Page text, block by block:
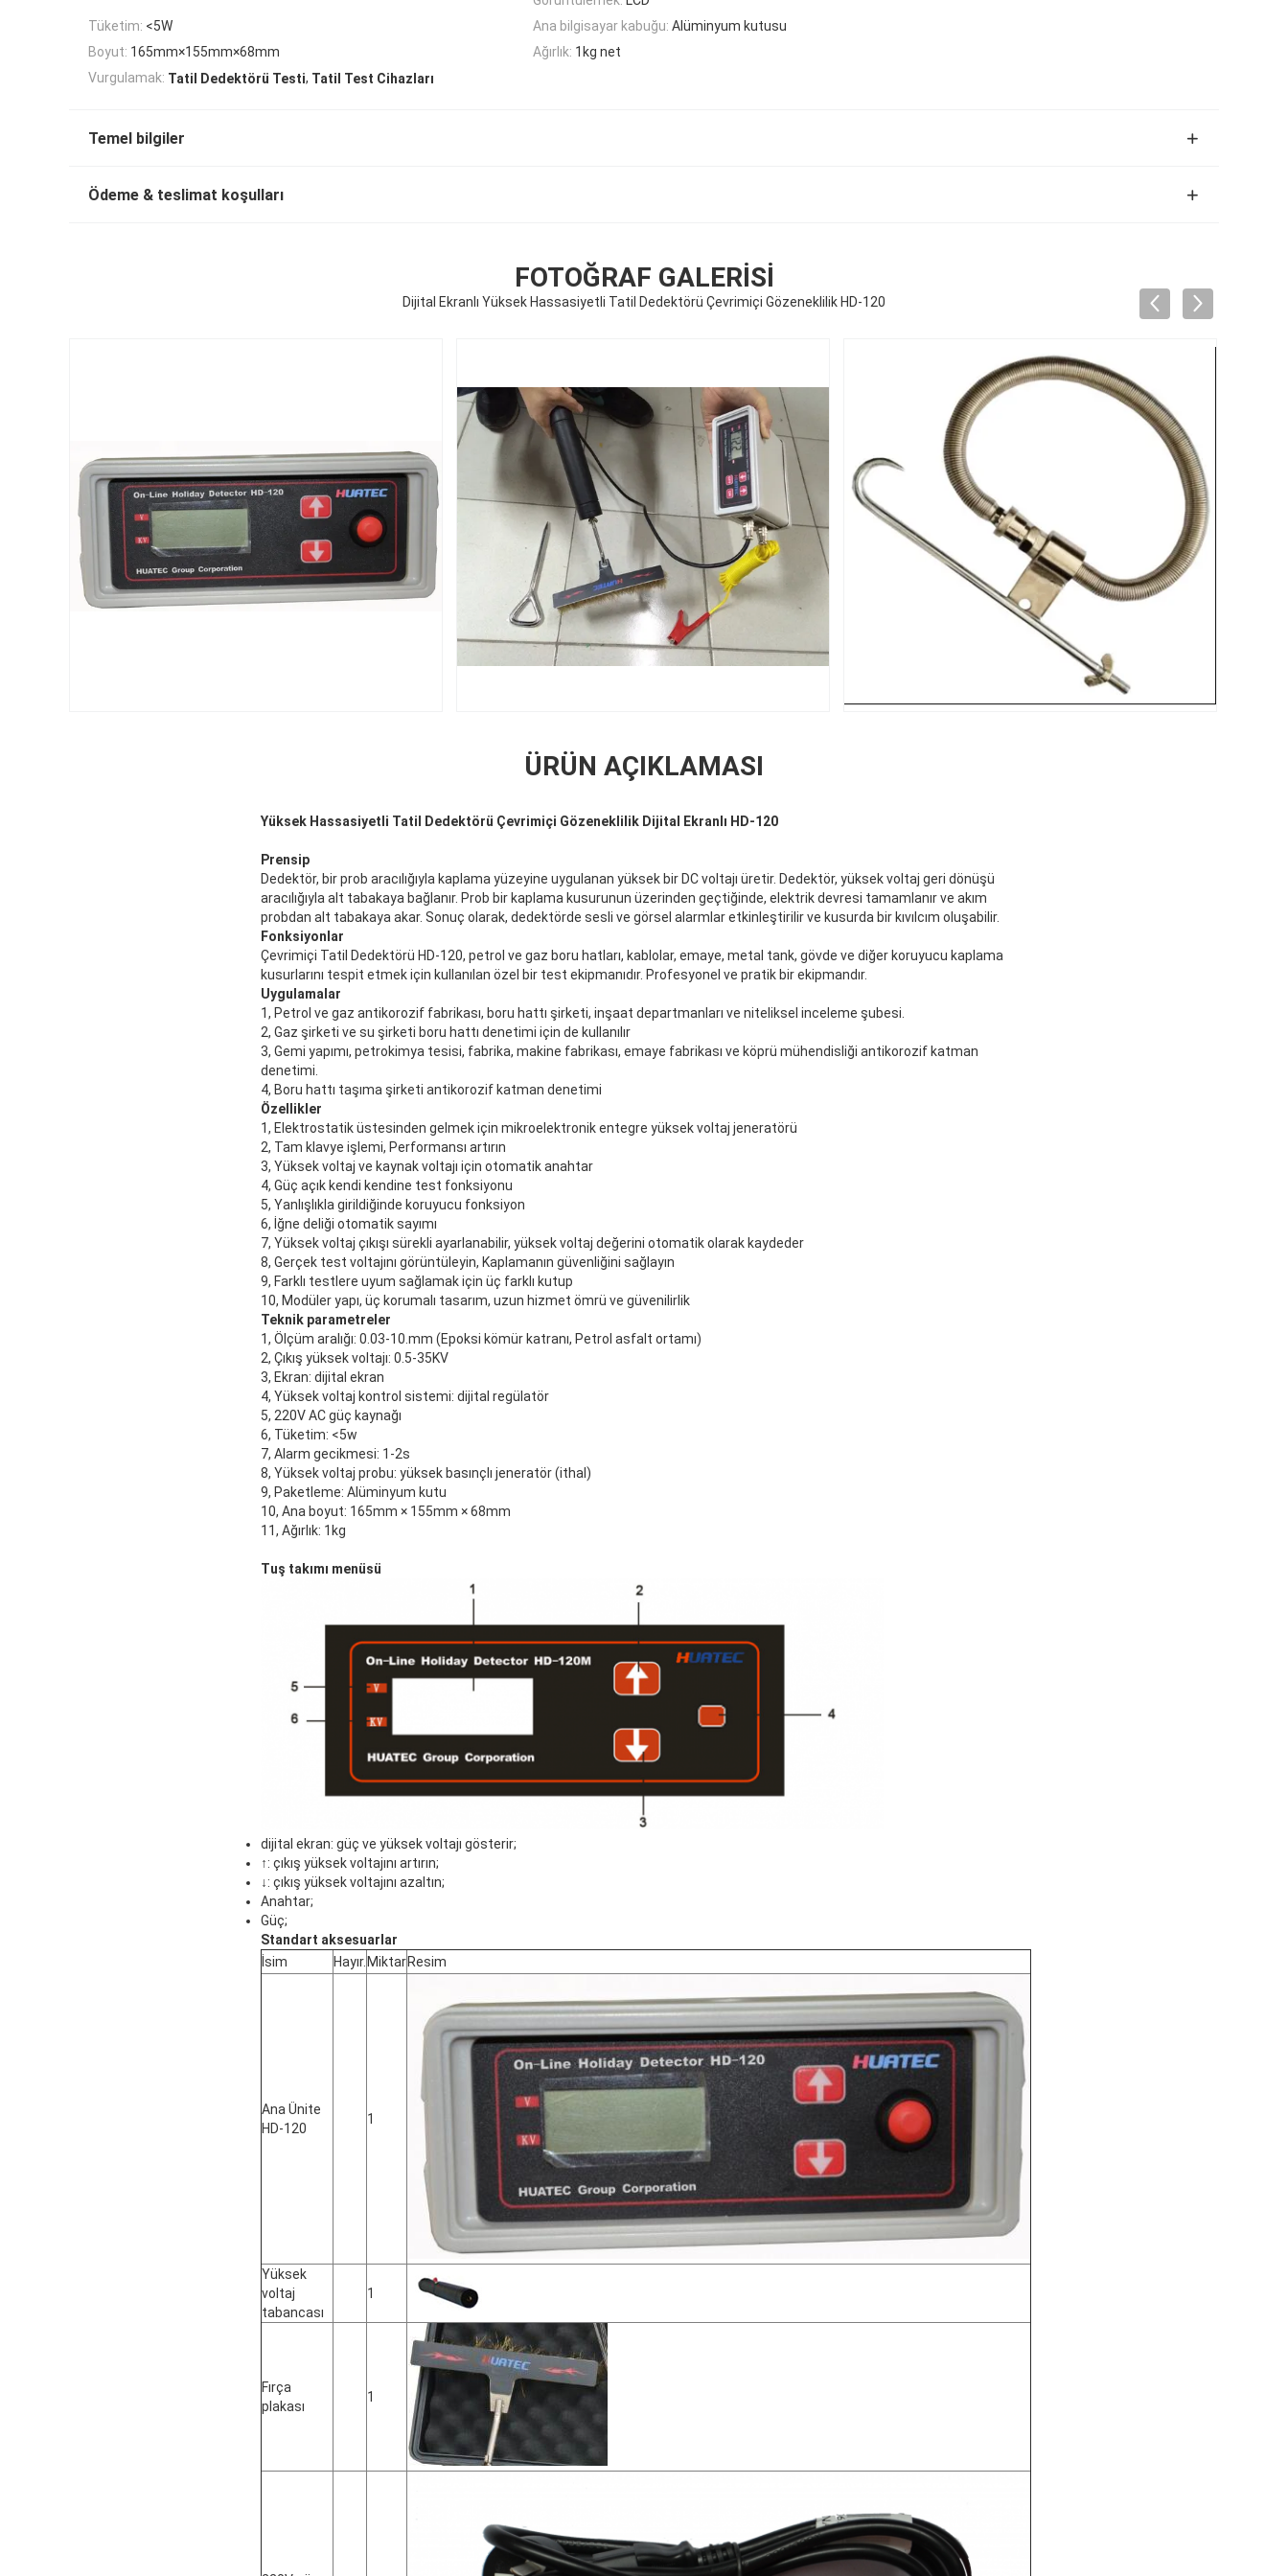
Tüketim: <5W Ana bilgisayar kabuğu: Alüminyum kutusu
Boyut: 165mm×155mm×68mm Ağırlık: 1kg net
Vurgulamak: Tatil Dedektörü Testi, Tatil Test Cihazları
Temel bilgiler
Ödeme & teslimat koşulları
FOTOĞRAF GALERISI
Dijital Ekranlı Yüksek Hassasiyetli Tatil Dedektörü Çevrimiçi Gözeneklilik HD-120
ÜRÜN AÇIKLAMASI
Yüksek Hassasiyetli Tatil Dedektörü Çevrimiçi Gözeneklilik Dijital Ekranlı HD-120
Prensip
Dedektör, bir prob aracılığıyla kaplama yüzeyine uygulanan yüksek bir DC voltajı üretir. Dedektör, yüksek voltaj geri dönüşü
aracılığıyla alt tabakaya bağlanır. Prob bir kaplama kusurunun üzerinden geçtiğinde, elektrik devresi tamamlanır ve akım
probdan alt tabakaya akar. Sonuç olarak, dedektörde sesli ve görsel alarmlar etkinleştirilir ve kusurda bir kıvılcım oluşabilir.
Fonksiyonlar
Çevrimiçi Tatil Dedektörü HD-120, petrol ve gaz boru hatları, kablolar, emaye, metal tank, gövde ve diğer koruyucu kaplama
kusurlarını tespit etmek için kullanılan özel bir test ekipmanıdır. Profesyonel ve pratik bir ekipmandır.
Uygulamalar
1, Petrol ve gaz antikorozif fabrikası, boru hattı şirketi, inşaat departmanları ve niteliksel inceleme şubesi.
2, Gaz şirketi ve su şirketi boru hattı denetimi için de kullanılır
3, Gemi yapımı, petrokimya tesisi, fabrika, makine fabrikası, emaye fabrikası ve köprü mühendisliği antikorozif katman
denetimi.
4, Boru hattı taşıma şirketi antikorozif katman denetimi
Özellikler
1, Elektrostatik üstesinden gelmek için mikroelektronik entegre yüksek voltaj jeneratörü
2, Tam klavye işlemi, Performansı artırın
3, Yüksek voltaj ve kaynak voltajı için otomatik anahtar
4, Güç açık kendi kendine test fonksiyonu
5, Yanlışlıkla girildiğinde koruyucu fonksiyon
6, İğne deliği otomatik sayımı
7, Yüksek voltaj çıkışı sürekli ayarlanabilir, yüksek voltaj değerini otomatik olarak kaydeder
8, Gerçek test voltajını görüntüleyin, Kaplamanın güvenliğini sağlayın
9, Farklı testlere uyum sağlamak için üç farklı kutup
10, Modüler yapı, üç korumalı tasarım, uzun hizmet ömrü ve güvenilirlik
Teknik parametreler
1, Ölçüm aralığı: 0.03-10.mm (Epoksi kömür katranı, Petrol asfalt ortamı)
2, Çıkış yüksek voltajı: 0.5-35KV
3, Ekran: dijital ekran
4, Yüksek voltaj kontrol sistemi: dijital regülatör
5, 220V AC güç kaynağı
6, Tüketim: <5w
7, Alarm gecikmesi: 1-2s
8, Yüksek voltaj probu: yüksek basınçlı jeneratör (ithal)
9, Paketleme: Alüminyum kutu
10, Ana boyut: 165mm × 155mm × 68mm
11, Ağırlık: 1kg
Tuş takımı menüsü
dijital ekran: güç ve yüksek voltajı gösterir;
↑: çıkış yüksek voltajını artırın;
↓: çıkış yüksek voltajını azaltın;
Anahtar;
Güç;
Standart aksesuarlar
İsim
Hayır. MiktarResim
Ana Ünite
HD-120
1
Yüksek
voltaj
tabancası
1
Fırça
plakası
1